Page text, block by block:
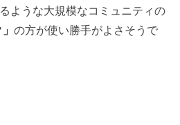
ような大規模なコミュニティの
」の方が使い勝手がよさそうで